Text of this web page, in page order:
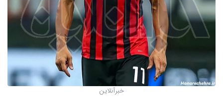
خبرآنلاین